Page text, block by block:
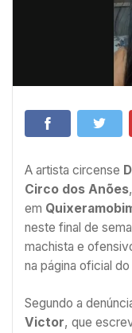
A artista circense
Circo dos Anões
em
neste final de
machista e
na página oficial
Segundo a
Victor, que